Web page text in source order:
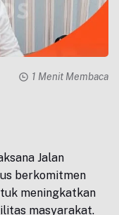
1 Menit Membaca
Jalan
berkomitmen
meningkatkan
masyarakat.